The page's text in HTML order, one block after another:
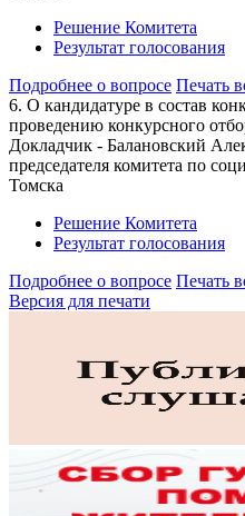
Решение Комитета
Результат голосования
Подробнее о вопросе Печать
6. О кандидатуре в состав
проведению конкурсного
Докладчик - Балановский
председателя комитета по
Томска
Решение Комитета
Результат голосования
Подробнее о вопросе Печать
Версия для печати